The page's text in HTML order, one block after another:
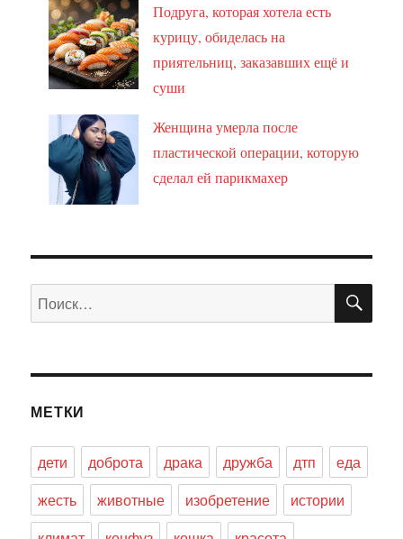
Подруга, которая хотела есть
курицу, обиделась на
приятельниц, заказавших ещё и
суши
Женщина умерла после
пластической операции, которую
сделал ей парикмахер
Искать:
МЕТКИ
дети доброта драка дружба дтп
еда
жесть
животные изобретение
истории